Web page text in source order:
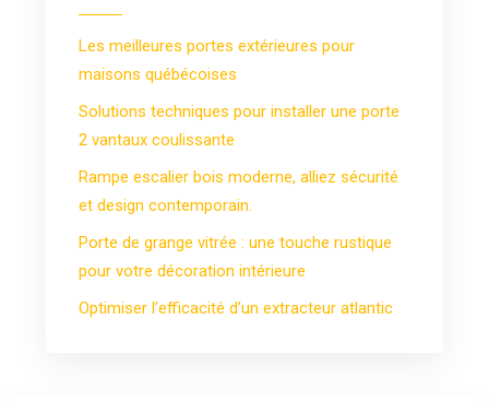
Les meilleures portes extérieures pour
maisons québécoises
Solutions techniques pour installer une porte
2 vantaux coulissante
Rampe escalier bois moderne, alliez sécurité
et design contemporain.
Porte de grange vitrée : une touche rustique
pour votre décoration intérieure
Optimiser l’efficacité d’un extracteur atlantic